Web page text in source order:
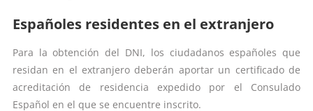
Españoles residentes en el extranjero
Para la obtención del DNI, los ciudadanos españoles que
residan en el extranjero deberán aportar un certificado de
acreditación de residencia expedido por el Consulado
Español en el que se encuentre inscrito.